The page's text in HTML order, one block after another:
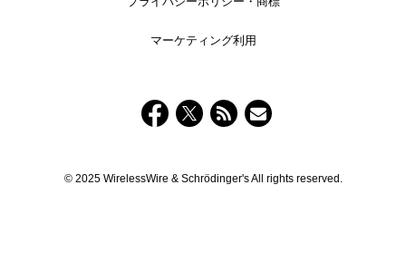
マーケティング利用
© 2025 WirelessWire & Schrödinger's All rights reserved.